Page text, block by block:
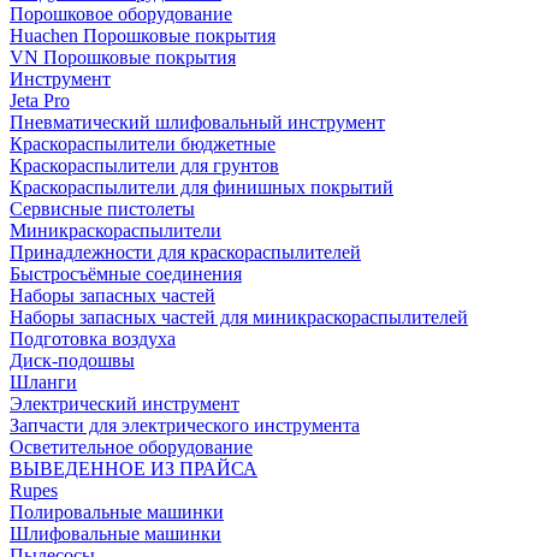
Порошковое оборудование
Huachen Порошковые покрытия
VN Порошковые покрытия
Инструмент
Jeta Pro
Пневматический шлифовальный инструмент
Краскораспылители бюджетные
Краскораспылители для грунтов
Краскораспылители для финишных покрытий
Сервисные пистолеты
Миникраскораспылители
Принадлежности для краскораспылителей
Быстросъёмные соединения
Наборы запасных частей
Наборы запасных частей для миникраскораспылителей
Подготовка воздуха
Диск-подошвы
Шланги
Электрический инструмент
Запчасти для электрического инструмента
Осветительное оборудование
ВЫВЕДЕННОЕ ИЗ ПРАЙСА
Rupes
Полировальные машинки
Шлифовальные машинки